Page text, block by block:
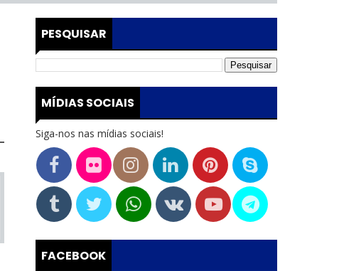
PESQUISAR
MÍDIAS SOCIAIS
Siga-nos nas mídias sociais!
FACEBOOK